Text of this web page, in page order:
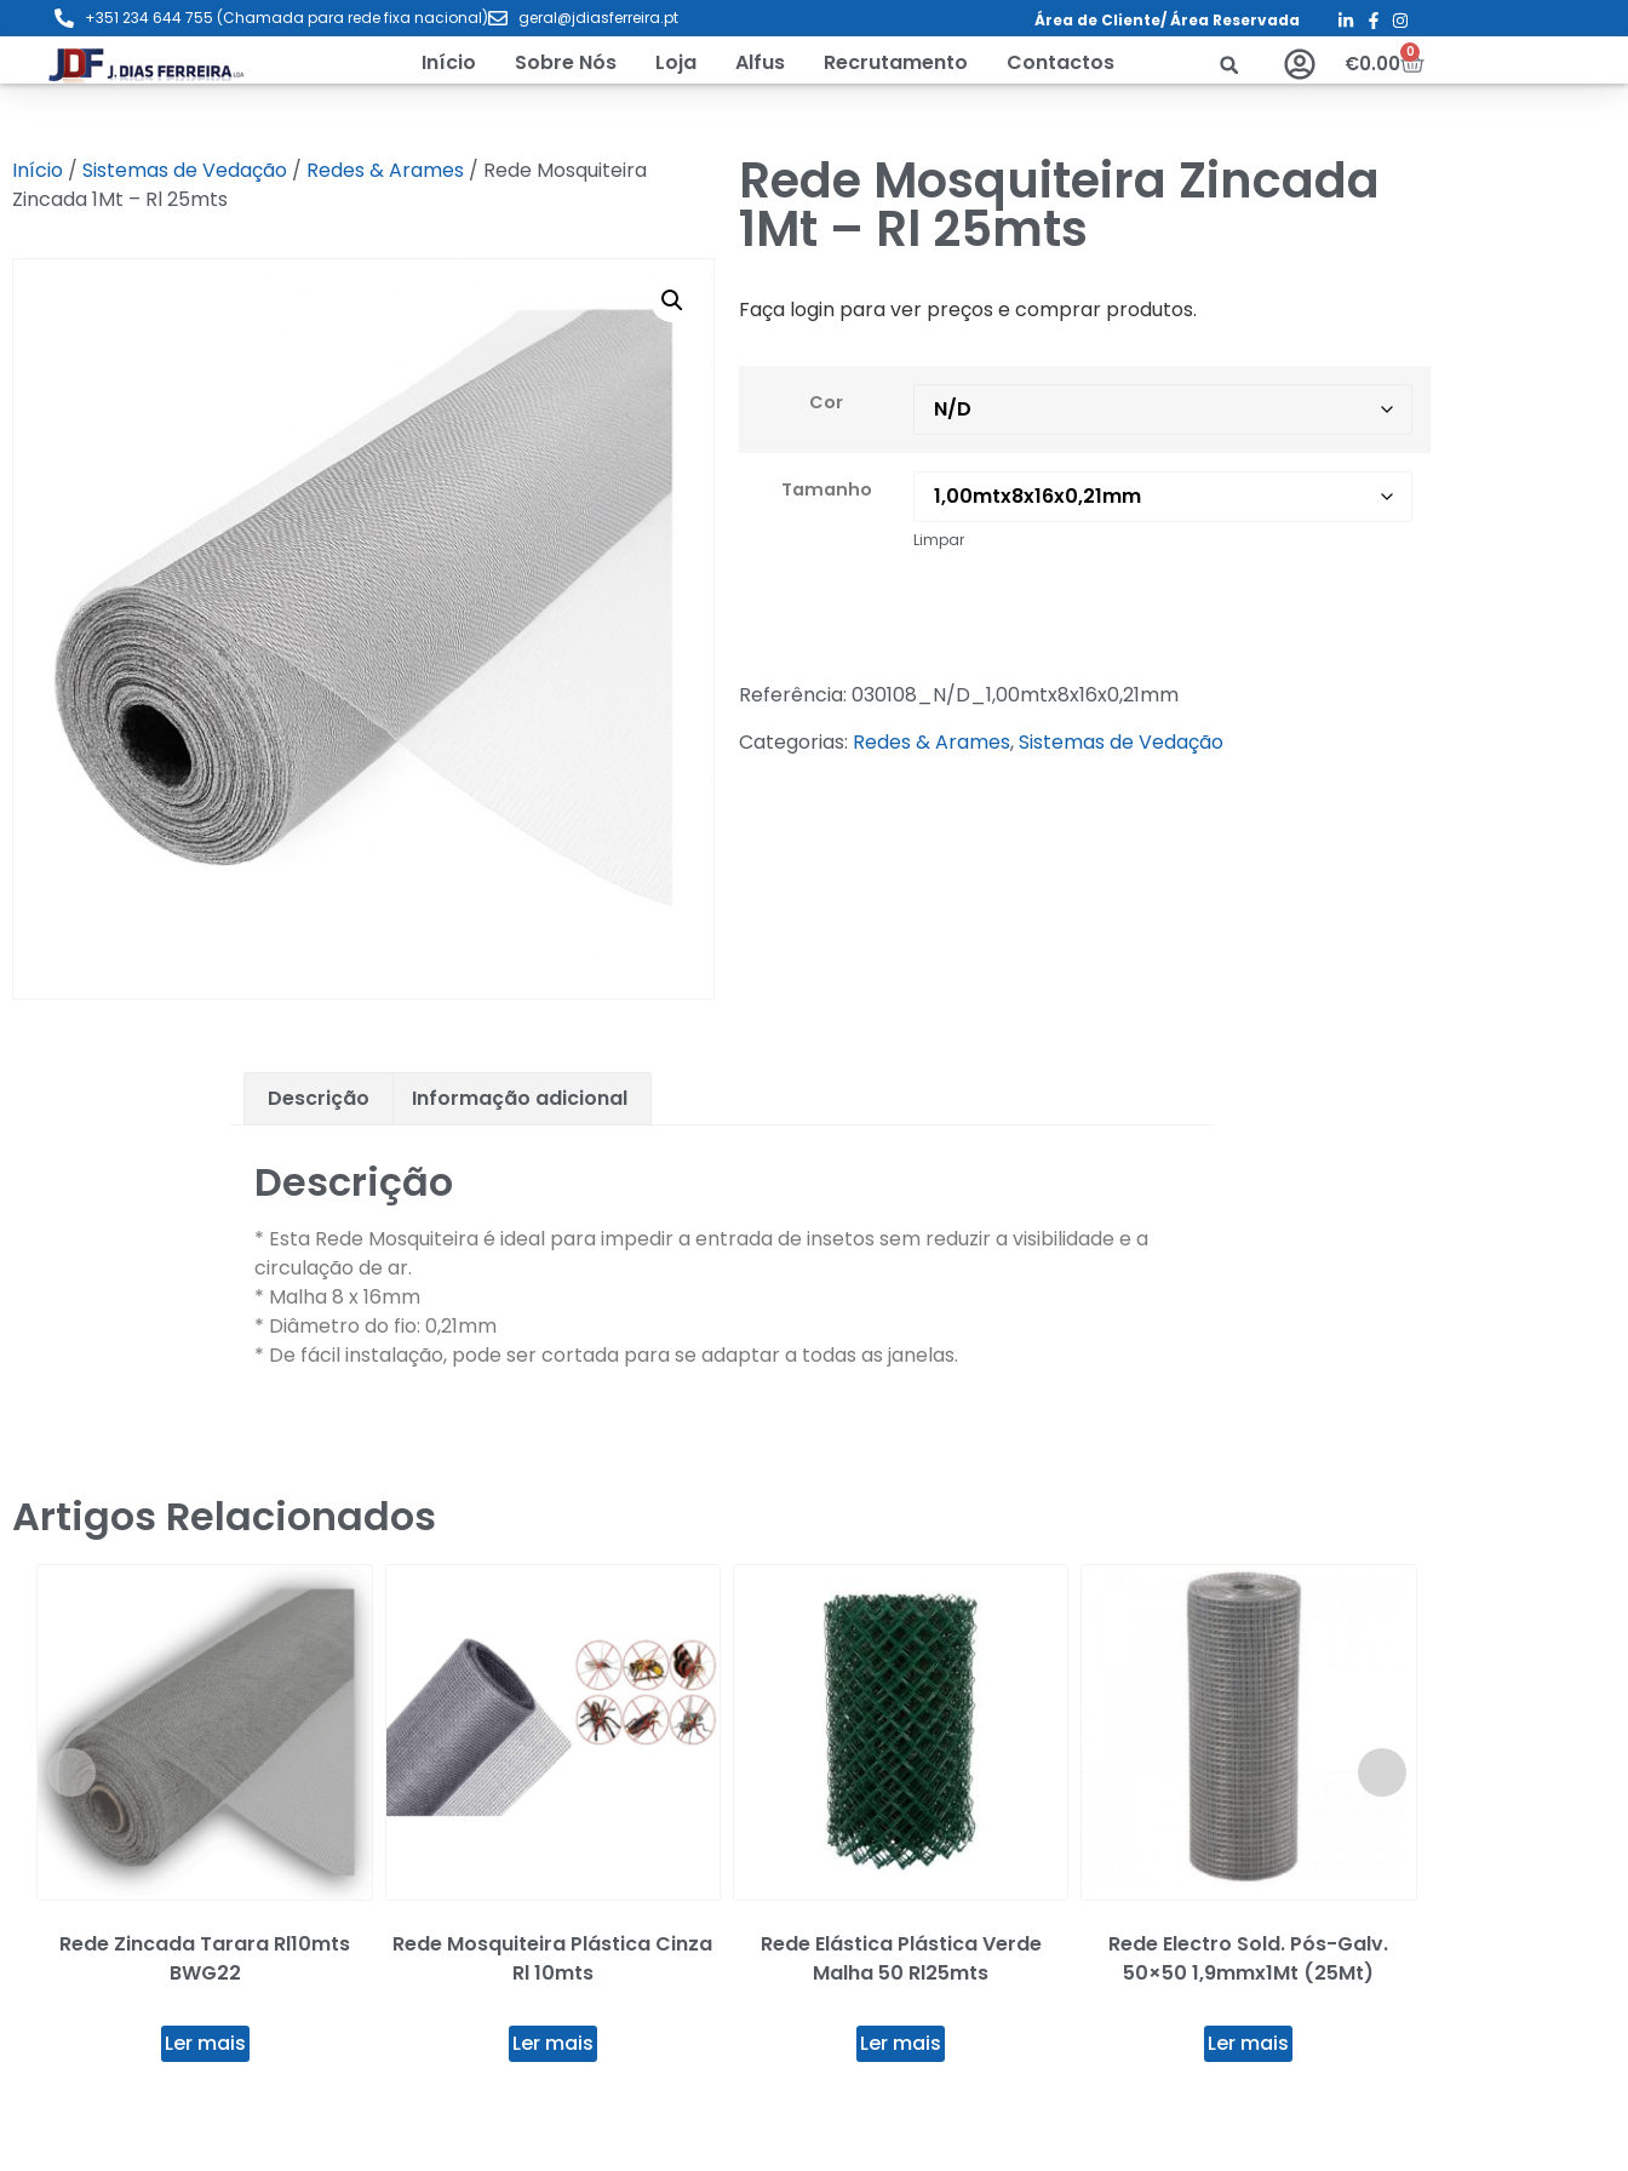
+351 234 644 755 (Chamada para rede fixa nacional) geral@jdiasferreira.pt Área de Cliente/ Área Reservada
Início Sobre Nós Loja Alfus Recrutamento Contactos €0.00 0
Início / Sistemas de Vedação / Redes & Arames / Rede Mosquiteira
Zincada 1Mt – Rl 25mts
Rede Mosquiteira Zincada
1Mt – Rl 25mts
Faça login para ver preços e comprar produtos.
Cor
Tamanho
Limpar
Referência: 030108_N/D_1,00mtx8x16x0,21mm
Categorias: Redes & Arames,Sistemas de Vedação
Descrição Informação adicional
Descrição
* Esta Rede Mosquiteira é ideal para impedir a entrada de insetos sem reduzir a visibilidade e a
circulação de ar.
* Malha 8 x 16mm
* Diâmetro do fio: 0,21mm
* De fácil instalação, pode ser cortada para se adaptar a todas as janelas.
Artigos Relacionados
Rede Zincada Tarara Rl10mts
BWG22
Ler mais
Rede Mosquiteira Plástica Cinza
Rl 10mts
Ler mais
Rede Elástica Plástica Verde
Malha 50 Rl25mts
Ler mais
Rede Electro Sold. Pós-Galv.
50×50 1,9mmx1Mt (25Mt)
Ler mais